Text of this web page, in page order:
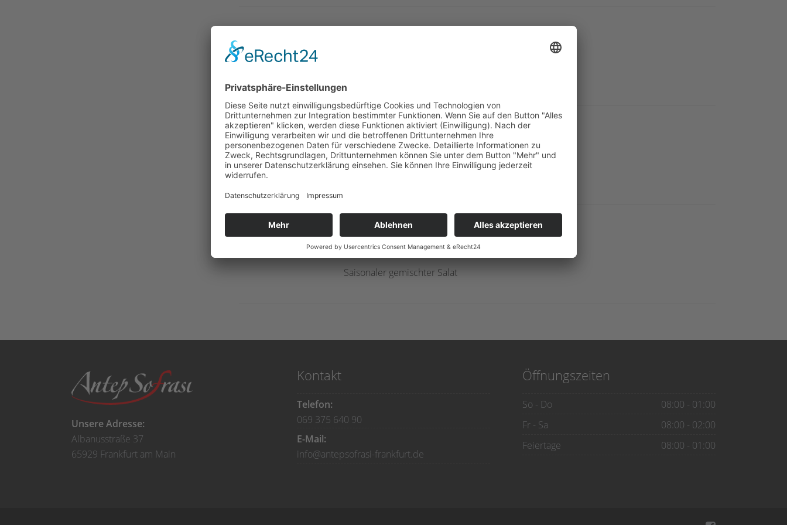
86 Hirtensalat
Tomaten-Gurken, Eisbergsalat dazu Weichkäse
85 Gemischter Salat
Saisonaler gemischter Salat
Unsere Adresse:
Albanusstraße 37
65929 Frankfurt am Main
Kontakt
Telefon:
069 375 640 90
E-Mail:
info@antepsofrasi-frankfurt.de
Öffnungszeiten
So - Do
08:00 - 01:00
Fr - Sa
08:00 - 02:00
Feiertage
08:00 - 01:00